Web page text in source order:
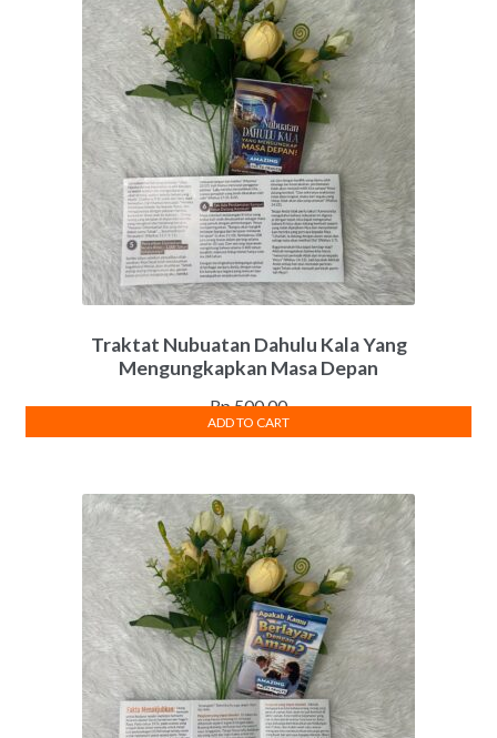
Traktat Nubuatan Dahulu Kala Yang
Mengungkapkan Masa Depan
Rp500.00
ADD TO CART